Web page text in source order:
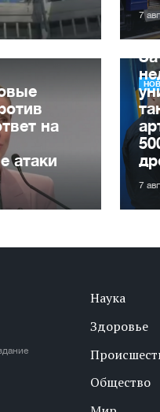
7
на
атаки
7
Наука
Здоровье
Общество